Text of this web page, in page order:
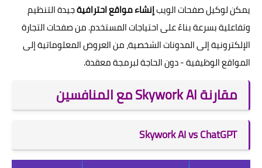
يمكن لوكيل صفحات الويبإنشاء مواقع احترافيةجيدة التنظيم
وتفاعلية بسرعة بناءً على احتياجات المستخدم. من صفحات التجارة
الإلكترونية إلى المدونات الشخصية، من العروض المعلوماتية إلى
المواقع الوظيفية - دون الحاجة لبرمجة معقدة.
مقارنة Skywork AI مع المنافسين
Skywork AI vs ChatGPT